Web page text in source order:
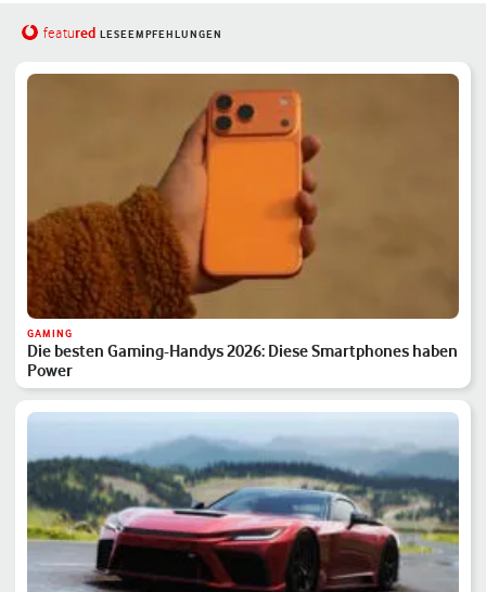
featured LESEEMPFEHLUNGEN
GAMING
Die besten Gaming-Handys 2026: Diese Smartphones haben
Power